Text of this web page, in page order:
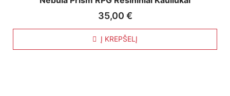
35,00 €
Į KREPŠELĮ